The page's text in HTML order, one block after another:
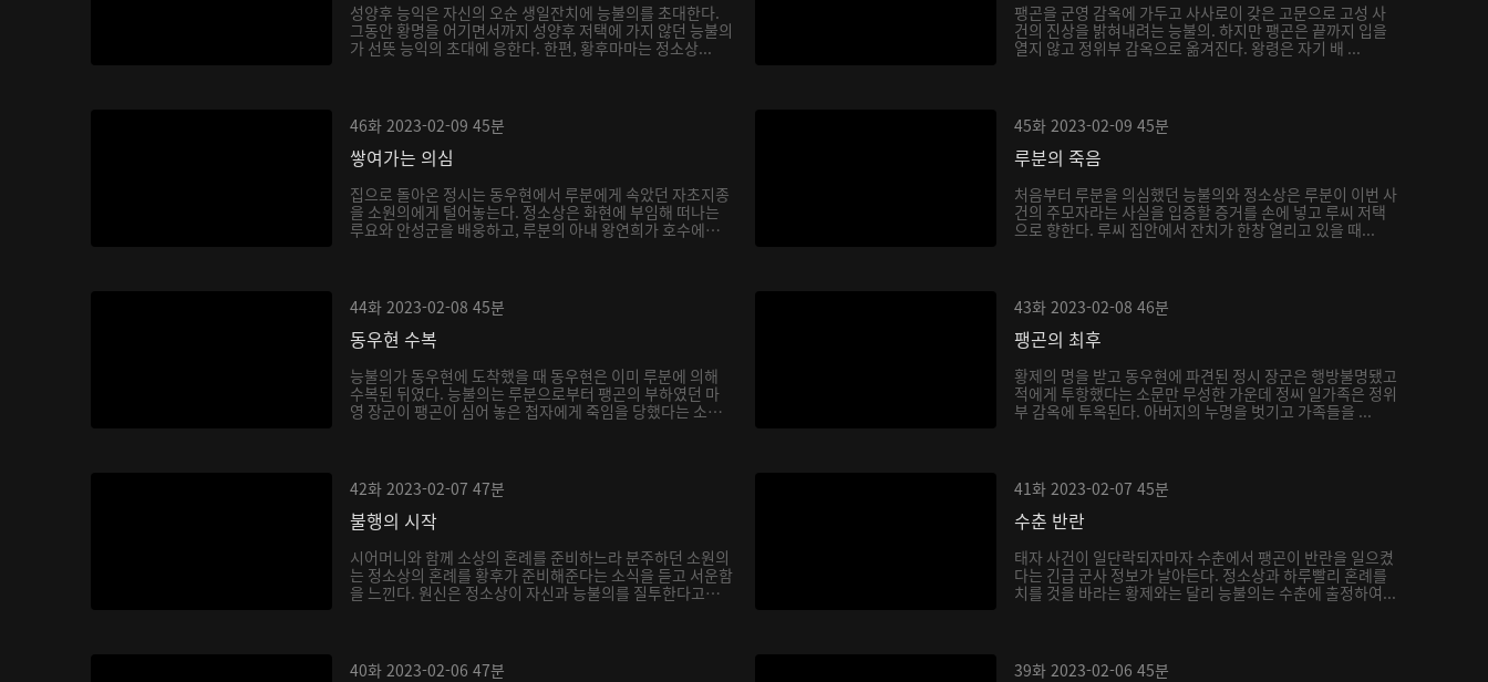
성양후 능익은 자신의 오순 생일잔치에 능불의를 초대한다.
그동안 황명을 어기면서까지 성양후 저택에 가지 않던 능불의
가 선뜻 능익의 초대에 응한다. 한편, 황후마마는 정소상...
팽곤을 군영 감옥에 가두고 사사로이 갖은 고문으로 고성 사
건의 진상을 밝혀내려는 능불의. 하지만 팽곤은 끝까지 입을
열지 않고 정위부 감옥으로 옮겨진다. 왕령은 자기 배 ...
46화 2023-02-09 45분
쌓여가는 의심
집으로 돌아온 정시는 동우현에서 루분에게 속았던 자초지종
을 소원의에게 털어놓는다. 정소상은 화현에 부임해 떠나는
루요와 안성군을 배웅하고, 루분의 아내 왕연희가 호수에
45화 2023-02-09 45분
루분의 죽음
처음부터 루분을 의심했던 능불의와 정소상은 루분이 이번 사
건의 주모자라는 사실을 입증할 증거를 손에 넣고 루씨 저택
으로 향한다. 루씨 집안에서 잔치가 한창 열리고 있을 때...
44화 2023-02-08 45분
동우현 수복
능불의가 동우현에 도착했을 때 동우현은 이미 루분에 의해
수복된 뒤였다. 능불의는 루분으로부터 팽곤의 부하였던 마
영 장군이 팽곤이 심어 놓은 첩자에게 죽임을 당했다는 소
43화 2023-02-08 46분
팽곤의 최후
황제의 명을 받고 동우현에 파견된 정시 장군은 행방불명됐고
적에게 투항했다는 소문만 무성한 가운데 정씨 일가족은 정위
부 감옥에 투옥된다. 아버지의 누명을 벗기고 가족들을 ...
42화 2023-02-07 47분
불행의 시작
시어머니와 함께 소상의 혼례를 준비하느라 분주하던 소원의
는 정소상의 혼례를 황후가 준비해준다는 소식을 듣고 서운함
을 느낀다. 원신은 정소상이 자신과 능불의를 질투한다고
41화 2023-02-07 45분
수춘 반란
태자 사건이 일단락되자마자 수춘에서 팽곤이 반란을 일으켰
다는 긴급 군사 정보가 날아든다. 정소상과 하루빨리 혼례를
치를 것을 바라는 황제와는 달리 능불의는 수춘에 출정하여...
40화 2023-02-06 47분 39화 2023-02-06 45분